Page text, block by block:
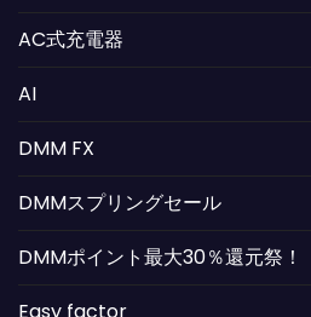
AC式充電器
AI
DMM FX
DMMスプリングセール
DMMポイント最大30％還元祭！